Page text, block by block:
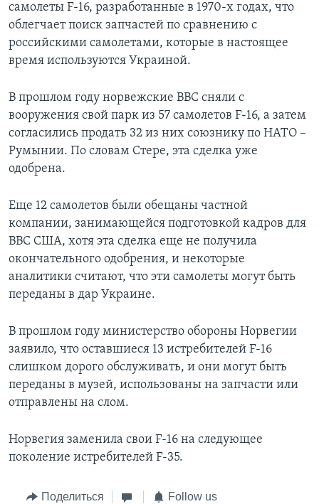
самолеты F-16, разработанные в 1970-х годах, что
облегчает поиск запчастей по сравнению с
российскими самолетами, которые в настоящее
время используются Украиной.
В прошлом году норвежские ВВС сняли с
вооружения свой парк из 57 самолетов F-16, а затем
согласились продать 32 из них союзнику по НАТО –
Румынии. По словам Стере, эта сделка уже
одобрена.
Еще 12 самолетов были обещаны частной
компании, занимающейся подготовкой кадров для
ВВС США, хотя эта сделка еще не получила
окончательного одобрения, и некоторые
аналитики считают, что эти самолеты могут быть
переданы в дар Украине.
В прошлом году министерство обороны Норвегии
заявило, что оставшиеся 13 истребителей F-16
слишком дорого обслуживать, и они могут быть
переданы в музей, использованы на запчасти или
отправлены на слом.
Норвегия заменила свои F-16 на следующее
поколение истребителей F-35.
Поделиться Follow us